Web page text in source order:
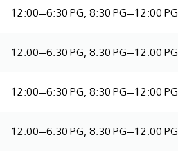
12:00–6:30 PG, 8:30 PG–12:00 PG
12:00–6:30 PG, 8:30 PG–12:00 PG
12:00–6:30 PG, 8:30 PG–12:00 PG
12:00–6:30 PG, 8:30 PG–12:00 PG